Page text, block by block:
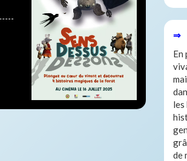
⇒
En
les
de